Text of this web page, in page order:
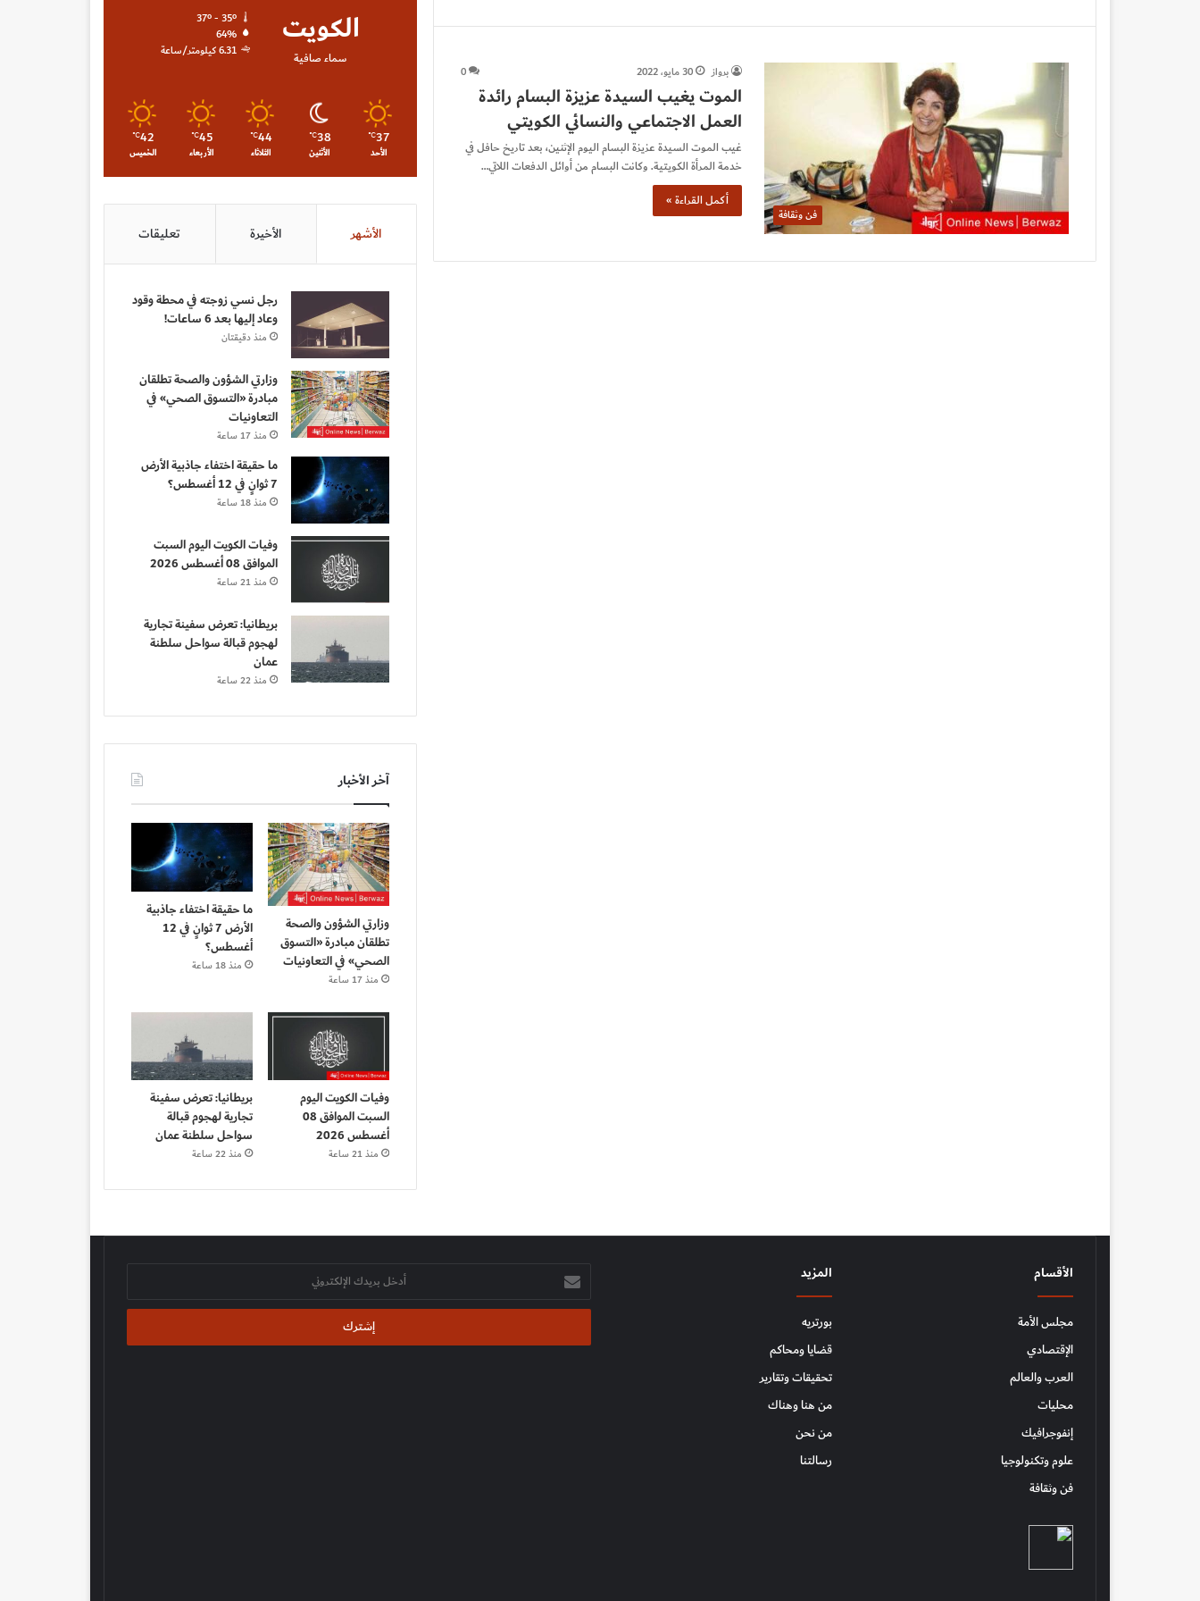
فن وثقافة
برواز 30 مايو، 2022 0
الموت يغيب السيدة عزيزة البسام رائدة
العمل الاجتماعي والنسائي الكويتي
غيب الموت السيدة عزيزة البسام اليوم الإثنين، بعد تاريخ حافل في
خدمة المرأة الكويتية. وكانت البسام من أوائل الدفعات اللاتي…
أكمل القراءة »
الكويت
سماء صافية
37º - 35º
64%
6.31 كيلومتر/ساعة
37
℃
الأحد
38
℃
الأثنين
44
℃
الثلاثاء
45
℃
الأربعاء
42
℃
الخميس
الأشهر الأخيرة تعليقات
رجل نسي زوجته في محطة وقود
وعاد إليها بعد 6 ساعات!
منذ دقيقتان
وزارتي الشؤون والصحة تطلقان
مبادرة «التسوق الصحي» في
التعاونيات
منذ 17 ساعة
ما حقيقة اختفاء جاذبية الأرض
7 ثوانٍ في 12 أغسطس؟
منذ 18 ساعة
وفيات الكويت اليوم السبت
الموافق 08 أغسطس 2026
منذ 21 ساعة
بريطانيا: تعرض سفينة تجارية
لهجوم قبالة سواحل سلطنة
عمان
منذ 22 ساعة
آخر الأخبار
وزارتي الشؤون والصحة
تطلقان مبادرة «التسوق
الصحي» في التعاونيات
منذ 17 ساعة
ما حقيقة اختفاء جاذبية
الأرض 7 ثوانٍ في 12
أغسطس؟
منذ 18 ساعة
وفيات الكويت اليوم
السبت الموافق 08
أغسطس 2026
منذ 21 ساعة
بريطانيا: تعرض سفينة
تجارية لهجوم قبالة
سواحل سلطنة عمان
منذ 22 ساعة
الأقسام
مجلس الأمة
الإقتصادي
العرب والعالم
محليات
إنفوجرافيك
علوم وتكنولوجيا
فن وثقافة
المزيد
بورتريه
قضايا ومحاكم
تحقيقات وتقارير
من هنا وهناك
من نحن
رسالتنا
أدخل
بريدك
الإلكتروني